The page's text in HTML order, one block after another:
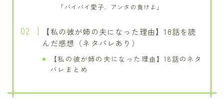
「バイバイ愛子、アンタの負けよ」
【私の彼が姉の夫になった理由】18話を読
んだ感想（ネタバレあり）
【私の彼が姉の夫になった理由】18話のネタ
バレまとめ